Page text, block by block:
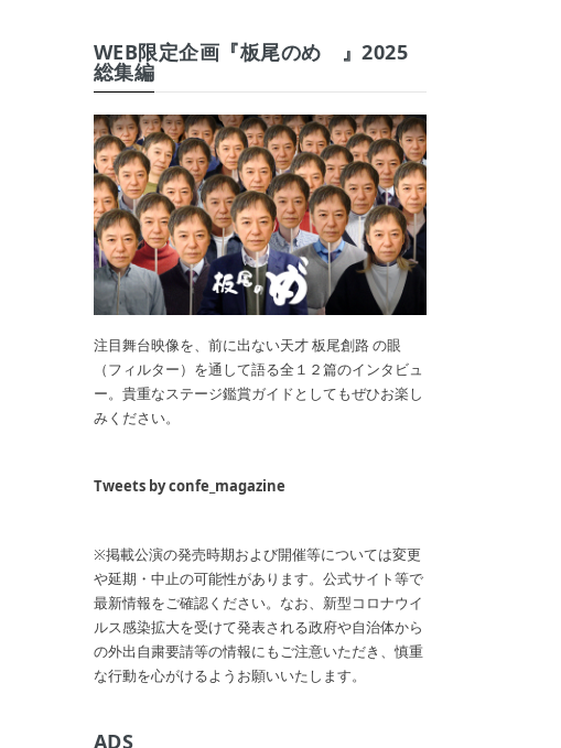
WEB限定企画『板尾のめ゙』2025
総集編
注目舞台映像を、前に出ない天才 板尾創路 の眼
（フィルター）を通して語る全１２篇のインタビュ
ー。貴重なステージ鑑賞ガイドとしてもぜひお楽し
みください。
Tweets by confe_magazine
※掲載公演の発売時期および開催等については変更
や延期・中止の可能性があります。公式サイト等で
最新情報をご確認ください。なお、新型コロナウイ
ルス感染拡大を受けて発表される政府や自治体から
の外出自粛要請等の情報にもご注意いただき、慎重
な行動を心がけるようお願いいたします。
ADS